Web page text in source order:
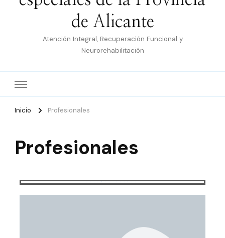
de Alicante
Atención Integral, Recuperación Funcional y
Neurorehabilitación
Inicio Profesionales
Profesionales
Nuestro Equipo